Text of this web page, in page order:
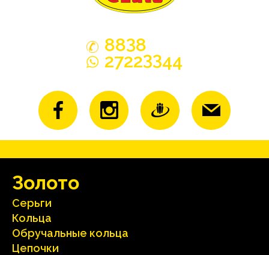
8838
27223344
Зoлoтo
Серьги
Кольца
Oбручальные кольца
Цепочки